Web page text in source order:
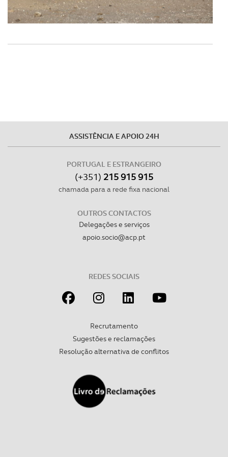
Realçamos que o bloqueio de certo tipo de Cookies e
tecnologias similares pode ter impacto na sua
disponibilizados.
ASSISTÊNCIA E APOIO 24H
PORTUGAL E ESTRANGEIRO
(+351) 215 915 915
chamada para a rede fixa nacional
OUTROS CONTACTOS
Delegações e serviços
apoio.socio@acp.pt
REDES SOCIAIS
Recrutamento
Sugestões e reclamações
Resolução alternativa de conflitos